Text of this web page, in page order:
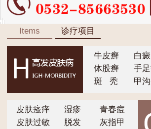
Items 诊疗项目
牛皮癣 白
体股癣
手
斑 秃
甲
皮肤瘙痒 湿疹
青春痘
皮肤过敏
脱发
灰指甲